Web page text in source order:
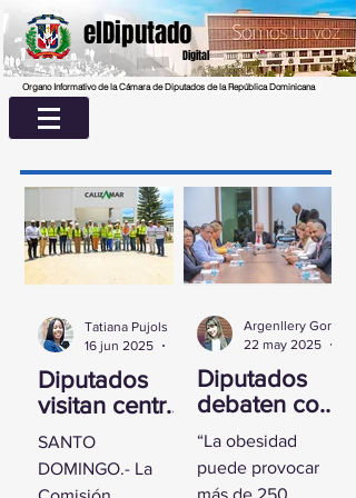
elDiputado
Digital
Organo Informativo de la Cámara de Diputados de la República Dominicana
Diputados
visitan centro
UASD La
Romana para
conocer
SANTO
DOMINGO.- La
Tatiana Pujols
16 jun 2025
Diputados
debaten con
experta
sobre la
obesidad
“La obesidad
puede provocar
más de 250
22 may 2025